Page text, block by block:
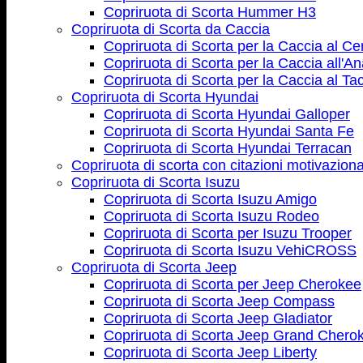
Copriruota di Scorta Hummer H3
Copriruota di Scorta da Caccia
Copriruota di Scorta per la Caccia al
Copriruota di Scorta per la Caccia
Copriruota di Scorta per la Caccia al
Copriruota di Scorta Hyundai
Copriruota di Scorta Hyundai Galloper
Copriruota di Scorta Hyundai Santa Fe
Copriruota di Scorta Hyundai Terracan
Copriruota di scorta con citazioni
Copriruota di Scorta Isuzu
Copriruota di Scorta Isuzu Amigo
Copriruota di Scorta Isuzu Rodeo
Copriruota di Scorta per Isuzu Trooper
Copriruota di Scorta Isuzu VehiCROSS
Copriruota di Scorta Jeep
Copriruota di Scorta per Jeep Cherokee
Copriruota di Scorta Jeep Compass
Copriruota di Scorta Jeep Gladiator
Copriruota di Scorta Jeep Grand
Copriruota di Scorta Jeep Liberty